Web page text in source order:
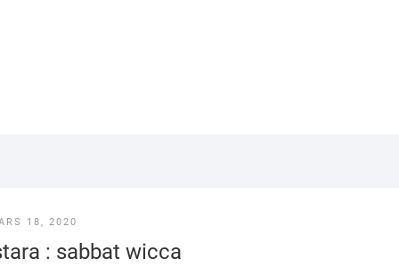
18, 2020
: sabbat wicca